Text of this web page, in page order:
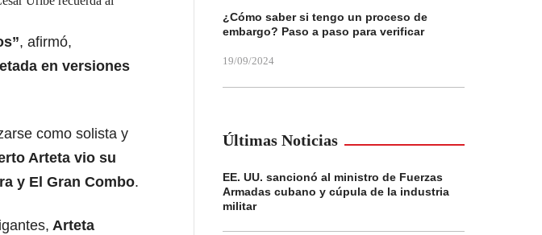
, afirmó,
en versiones
como solista y
Arteta vio su
y El Gran Combo.
Arteta
¿Cómo saber si tengo un proceso de
embargo? Paso a paso para verificar
19/09/2024
Últimas Noticias
EE. UU. sancionó al ministro de Fuerzas
Armadas cubano y cúpula de la industria
militar